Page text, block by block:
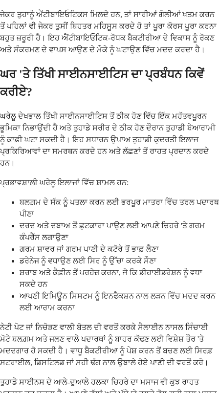
ਜੇਕਰ ਤੁਹਾਨੂੰ ਐਂਟੀਬਾਇਓਟਿਕਸ ਮਿਲਦੇ ਹਨ, ਤਾਂ ਸਾਰੀਆਂ ਗੋਲੀਆਂ ਖਤਮ ਕਰਨ
ਤੋਂ ਪਹਿਲਾਂ ਵੀ ਜੇਕਰ ਤੁਸੀਂ ਬਿਹਤਰ ਮਹਿਸੂਸ ਕਰਦੇ ਹੋ ਤਾਂ ਪੂਰਾ ਕੋਰਸ ਪੂਰਾ ਕਰਨਾ
ਬਹੁਤ ਜ਼ਰੂਰੀ ਹੈ। ਇਹ ਐਂਟੀਬਾਇਓਟਿਕ-ਰੋਧਕ ਬੈਕਟੀਰੀਆ ਦੇ ਵਿਕਾਸ ਨੂੰ ਰੋਕਣ
ਅਤੇ ਸੰਕਰਮਣ ਦੇ ਵਾਪਸ ਆਉਣ ਦੇ ਮੌਕੇ ਨੂੰ ਘਟਾਉਣ ਵਿੱਚ ਮਦਦ ਕਰਦਾ ਹੈ।
ਘਰ 'ਤੇ ਤਿੱਖੀ ਸਾਈਨਸਾਈਟਿਸ ਦਾ ਪ੍ਰਬੰਧਨ ਕਿਵੇਂ
ਕਰੀਏ?
ਘਰੇਲੂ ਦੇਖਭਾਲ ਤਿੱਖੀ ਸਾਈਨਸਾਈਟਿਸ ਤੋਂ ਠੀਕ ਹੋਣ ਵਿੱਚ ਇੱਕ ਮਹੱਤਵਪੂਰਨ
ਭੂਮਿਕਾ ਨਿਭਾਉਂਦੀ ਹੈ ਅਤੇ ਤੁਹਾਡੇ ਸਰੀਰ ਦੇ ਠੀਕ ਹੋਣ ਦੌਰਾਨ ਤੁਹਾਡੀ ਬੇਆਰਾਮੀ
ਨੂੰ ਕਾਫ਼ੀ ਘਟਾ ਸਕਦੀ ਹੈ। ਇਹ ਸਧਾਰਨ ਉਪਾਅ ਤੁਹਾਡੀ ਕੁਦਰਤੀ ਇਲਾਜ
ਪ੍ਰਕਿਰਿਆਵਾਂ ਦਾ ਸਮਰਥਨ ਕਰਦੇ ਹਨ ਅਤੇ ਲੱਛਣਾਂ ਤੋਂ ਰਾਹਤ ਪ੍ਰਦਾਨ ਕਰਦੇ
ਹਨ।
ਪ੍ਰਭਾਵਸ਼ਾਲੀ ਘਰੇਲੂ ਇਲਾਜਾਂ ਵਿੱਚ ਸ਼ਾਮਲ ਹਨ:
ਬਲਗ਼ਮ ਦੇ ਸੱਕ ਨੂੰ ਪਤਲਾ ਕਰਨ ਲਈ ਭਰਪੂਰ ਮਾਤਰਾ ਵਿੱਚ ਤਰਲ ਪਦਾਰਥ
ਪੀਣਾ
ਦਰਦ ਅਤੇ ਦਬਾਅ ਤੋਂ ਛੁਟਕਾਰਾ ਪਾਉਣ ਲਈ ਆਪਣੇ ਚਿਹਰੇ 'ਤੇ ਗਰਮ
ਕੰਪਰੈੱਸ ਲਗਾਉਣਾ
ਗਰਮ ਸ਼ਾਵਰ ਜਾਂ ਗਰਮ ਪਾਣੀ ਦੇ ਕਟੋਰੇ ਤੋਂ ਭਾਫ਼ ਲੈਣਾ
ਡਰੇਨੇਜ ਨੂੰ ਵਧਾਉਣ ਲਈ ਸਿਰ ਨੂੰ ਉੱਚਾ ਕਰਕੇ ਸੌਣਾ
ਸ਼ਰਾਬ ਅਤੇ ਕੈਫ਼ੀਨ ਤੋਂ ਪਰਹੇਜ਼ ਕਰਨਾ, ਜੋ ਕਿ ਡੀਹਾਈਡਰੇਸ਼ਨ ਨੂੰ ਵਧਾ
ਸਕਦੇ ਹਨ
ਆਪਣੀ ਇਮਿਊਨ ਸਿਸਟਮ ਨੂੰ ਇਨਫੈਕਸ਼ਨ ਨਾਲ ਲੜਨ ਵਿੱਚ ਮਦਦ ਕਰਨ
ਲਈ ਆਰਾਮ ਕਰਨਾ
ਨੇਟੀ ਪੋਟ ਜਾਂ ਨਿਚੋੜਣ ਵਾਲੀ ਬੋਤਲ ਦੀ ਵਰਤੋਂ ਕਰਕੇ ਸੈਲਾਈਨ ਨਾਸਲ ਸਿੰਚਾਈ
ਮੋਟੇ ਬਲਗ਼ਮ ਅਤੇ ਜਲਣ ਵਾਲੇ ਪਦਾਰਥਾਂ ਨੂੰ ਬਾਹਰ ਕੱਢਣ ਲਈ ਵਿਸ਼ੇਸ਼ ਤੌਰ 'ਤੇ
ਮਦਦਗਾਰ ਹੋ ਸਕਦੀ ਹੈ। ਵਾਧੂ ਬੈਕਟੀਰੀਆ ਨੂੰ ਪੇਸ਼ ਕਰਨ ਤੋਂ ਬਚਣ ਲਈ ਸਿਰਫ਼
ਸਟਰਾਈਲ, ਡਿਸਟਿਲਡ ਜਾਂ ਸਹੀ ਢੰਗ ਨਾਲ ਉਬਾਲੇ ਹੋਏ ਪਾਣੀ ਦੀ ਵਰਤੋਂ ਕਰੋ।
ਤੁਹਾਡੇ ਸਾਈਨਸ ਦੇ ਆਲੇ-ਦੁਆਲੇ ਹਲਕਾ ਚਿਹਰੇ ਦਾ ਮਸਾਜ ਵੀ ਕੁਝ ਰਾਹਤ